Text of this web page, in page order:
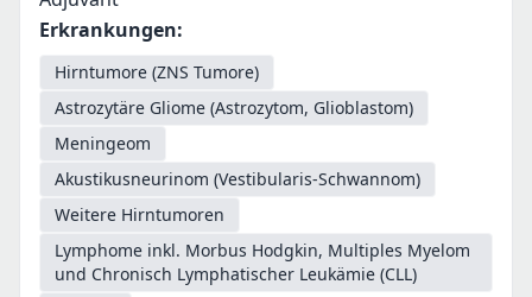
Erkrankungen:
Hirntumore (ZNS Tumore)
Astrozytäre Gliome (Astrozytom, Glioblastom)
Meningeom
Akustikusneurinom (Vestibularis-Schwannom)
Weitere Hirntumoren
Lymphome inkl. Morbus Hodgkin, Multiples Myelom
und Chronisch Lymphatischer Leukämie (CLL)